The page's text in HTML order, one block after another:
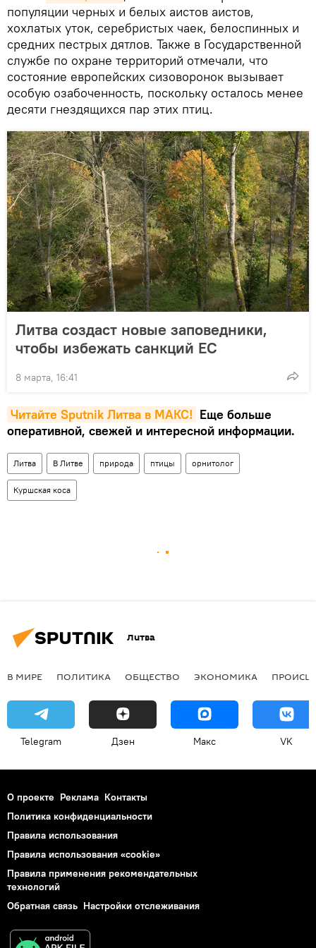
популяции черных и белых аистов аистов,
хохлатых уток, серебристых чаек, белоспинных и
средних пестрых дятлов. Также в Государственной
службе по охране территорий отмечали, что
состояние европейских сизоворонок вызывает
особую озабоченность, поскольку осталось менее
десяти гнездящихся пар этих птиц.
Литва создаст новые заповедники,
чтобы избежать санкций ЕС
8 марта, 16:41
Читайте Sputnik Литва в MAКС! Еще больше
оперативной, свежей и интересной информации.
Литва В Литве природа птицы орнитолог
Куршская коса
Литва
В МИРЕ ПОЛИТИКА ОБЩЕСТВО ЭКОНОМИКА
Telegram Дзен Макс VK
О проекте Реклама Контакты
Политика конфиденциальности
Правила использования
Правила использования «cookie»
Правила применения рекомендательных
технологий
Обратная связь Настройки отслеживания